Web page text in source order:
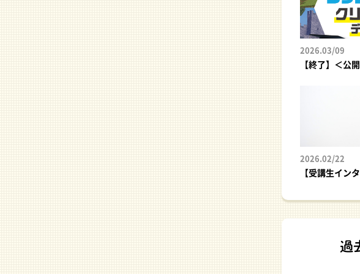
2026.03/09
2026.02/22